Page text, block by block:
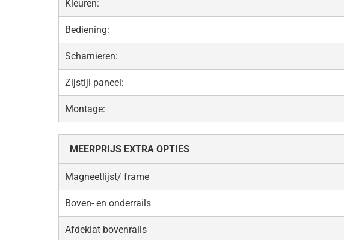
Kleuren:
Bediening:
Scharnieren:
Zijstijl paneel:
Montage:
MEERPRIJS EXTRA OPTIES
Magneetlijst/ frame
Boven- en onderrails
Afdeklat bovenrails